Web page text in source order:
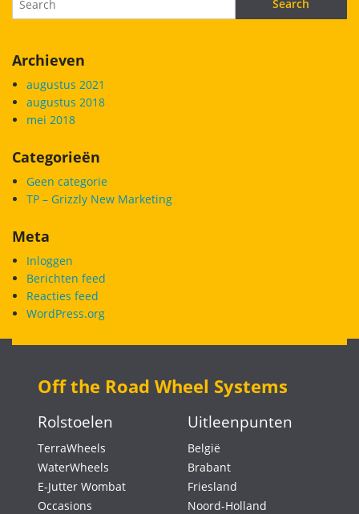
Archieven
augustus 2021
augustus 2018
mei 2018
Categorieën
Geen categorie
TP – Grizzly New Marketing
Meta
Inloggen
Berichten feed
Reacties feed
WordPress.org
Off the Road Wheel Systems
Rolstoelen
TerraWheels
WaterWheels
E-Jutter Wombat
Occasions
Uitleenpunten
België
Brabant
Friesland
Noord-Holland